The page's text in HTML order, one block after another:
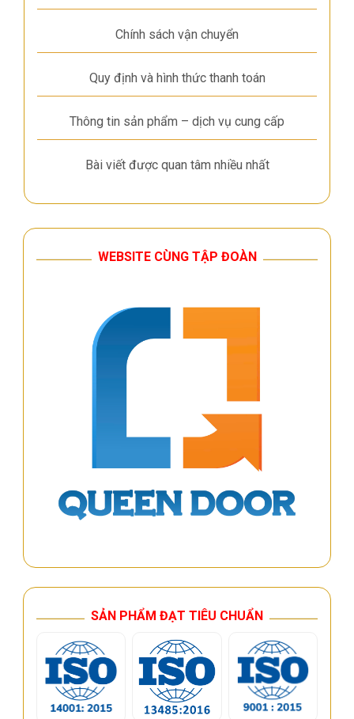
Chính sách vận chuyển
Quy định và hình thức thanh toán
Thông tin sản phẩm – dịch vụ cung cấp
Bài viết được quan tâm nhiều nhất
WEBSITE CÙNG TẬP ĐOÀN
SẢN PHẨM ĐẠT TIÊU CHUẨN